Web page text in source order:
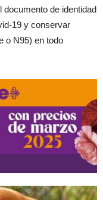
documento de identidad
19 y conservar
o N95) en todo